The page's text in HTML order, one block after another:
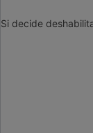
Si decide